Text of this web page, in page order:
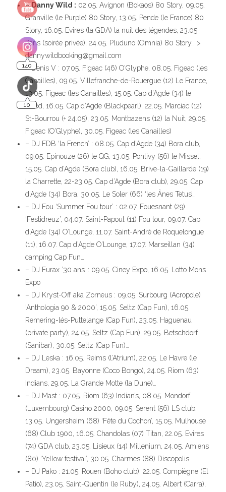
– Danny Wild : 02.05. Avignon (Bokaos) 80 Story, 09.05.
Granville (le Purple) 80 Story, 13.05. Pende (le France) 80
Story, 16.05. Evires (la GDA) la nuit des légendes, 23.05.
Paris (soirée privée), 24.05. Pluduno (Omnia) 80 Story… >
dannywildbooking@gmail.com
– Denis V : 07.05. Figeac (46) O’Glyphe, 08.05. Figeac (les
Canailles), 09.05. Villefranche-de-Rouergue (12) Le France,
13.05. Figeac (les Canailles), 15.05. Cap d’Agde (34) le
Mood, 16.05. Cap d’Agde (Blackpearl), 22.05. Marciac (12)
St-Bourrou (+ 24.05), 23.05. Montbazens (12) la Nuit, 29.05.
Figeac (O’Glyphe), 30.05. Figeac (les Canailles)
– DJ FDB ‘la French’ : 08.05. Cap d’Agde (34) Bora club,
09.05. Epinouze (26) le QG, 13.05. Pontivy (56) le Missel,
15.05. Cap d’Agde (Bora club), 16.05. Brive-la-Gaillarde (19)
la Charrette, 22-23.05. Cap d’Agde (Bora club), 29.05. Cap
d’Agde (34) Bora, 30.05. Le Soler (66) ‘les Ânes Tetus’…
– DJ Fou ‘Summer Fou tour’ : 02.07. Fouesnant (29)
‘Festidreuz’, 04.07. Saint-Papoul (11) Fou tour, 09.07. Cap
d’Agde (34) O’Lounge, 11.07. Saint-André de Roquelongue
(11), 16.07. Cap d’Agde O’Lounge, 17.07. Marseillan (34)
camping Cap Fun…
– DJ Furax ’30 ans’ : 09.05. Ciney Expo, 16.05. Lotto Mons
Expo
– DJ Kryst-Off aka Zorneus : 09.05. Surbourg (Acropole)
‘Anthologia 90 & 2000’, 15.05. Seltz (Cap Fun), 16.05.
Remering-lés-Puttelange (Cap Fun), 23.05. Haguenau
(private party), 24.05. Seltz (Cap Fun), 29.05. Betschdorf
(Sanibar), 30.05. Seltz (Cap Fun)…
– DJ Leska : 16.05. Reims (l’Atrium), 22.05. Le Havre (le
Dream), 23.05. Bayonne (Coco Bongo), 24.05. Riom (63)
Indians, 29.05. La Grande Motte (la Dune)…
– DJ Mast : 07.05. Riom (63) Indian’s, 08.05. Mondorf
(Luxembourg) Casino 2000, 09.05. Serent (56) LS club,
13.05. Ungersheim (68) ‘Fête du Cochon’, 15.05. Mulhouse
(68) Club 1900, 16.05. Chandolas (07) Titan, 22.05. Evires
(74) GDA club, 23.05. Lisieux (14) Millenium, 24.05. Amiens
(80) ‘Yellow festival’, 30.05. Charmes (88) Discopolis…
– DJ Pako : 21.05. Rouen (Boho club), 22.05. Compiègne (El
Patio), 23.05. Saint-Quentin (le Ruby), 24.05. Albert (Carra),